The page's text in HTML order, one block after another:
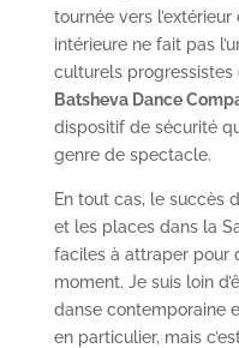
tournée vers
intérieure ne fait pas
culturels progressistes
Batsheva Dance
dispositif de sécurité
genre de spectacle.
En tout cas, le succès
et les places dans la
faciles à attraper pour
moment. Je suis loin
danse contemporaine
en particulier, mais